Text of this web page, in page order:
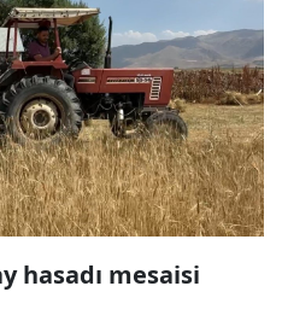
hasadı mesaisi